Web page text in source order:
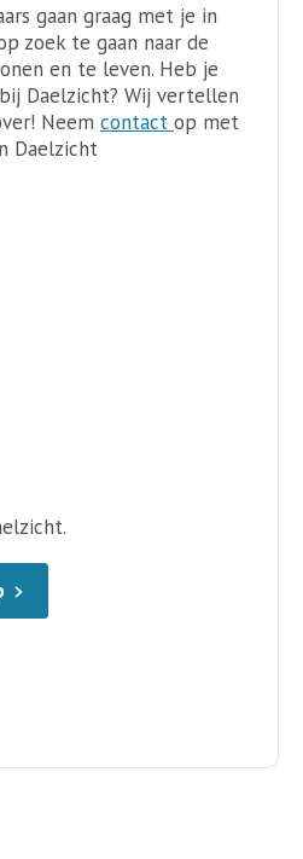
gaan graag met je in
zoek te gaan naar de
en te leven. Heb je
Daelzicht? Wij vertellen
Neem contact op met
Daelzicht